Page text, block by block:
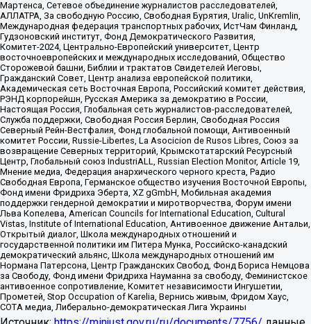
Мартенса, Сетевое объединение журналистов расследователей,
АЛЛАТРА, За свободную Россию, Свободная Бурятия, Uralic, UnKremlin,
Международная федерация транспортных рабочих, ИстЧам Финланд,
Гудзоновский институт, Фонд Демократического Развития,
Комитет-2024, Центрально-Европейский университет, Центр
восточноевропейских и международных исследований, Общество
Сторожевой башни, Библии и трактатов Свидетелей Иеговы,
Гражданский Совет, Центр анализа европейской политики,
Академическая сеть Восточная Европа, Российский комитет действия,
РЭНД корпорейшн, Русская Америка за демократию в России,
Настоящая Россия, Глобальная сеть журналистов-расследователей,
Служба поддержки, Свободная Россия Берлин, Свободная Россия
Северный Рейн-Вестфалия, Фонд глобальной помощи, Антивоенный
комитет России, Russie-Libertes, La Asocicion de Rusos Libres, Союз за
возвращение Северных территорий, Крымскотатарский Ресурсный
Центр, Глобальный союз IndustriALL, Russian Election Monitor, Article 19,
Мнение медиа, Федерация анархического черного креста, Радио
Свободная Европа, Германское общество изучения Восточной Европы,
Фонд имени Фридриха Эберта, XZ gGmbH, Мобильная академия
поддержки гендерной демократии и миротворчества, Форум имени
Льва Копелева, American Councils for International Education, Cultural
Vistas, Institute of International Education, Антивоенное движение Антальи,
Открытый диалог, Школа международных отношений и
государственной политики им Питера Мунка, Российско-канадский
демократический альянс, Школа международных отношений им
Нормана Патерсона, Центр Гражданских Свобод, Фонд Бориса Немцова
за Свободу, Фонд имени Фридриха Науманна за свободу, Феминистское
антивоенное сопротивление, Комитет независимости Ингушетии,
Прометей, Stop Occupation of Karelia, Вернись живым, Фридом Хаус,
СОТА медиа, Либерально-демократическая Лига Украины